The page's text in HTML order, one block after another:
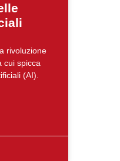
rivoluzione
cui spicca
(AI).